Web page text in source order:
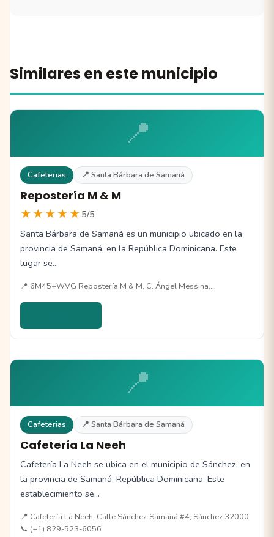
Similares en este municipio
📍
Cafeterias 📍 Santa Bárbara de Samaná
Repostería M & M
★★★★★ 5/5
Santa Bárbara de Samaná es un municipio ubicado en la
provincia de Samaná, en la República Dominicana. Este
lugar se…
📍 6M45+WVG Repostería M & M, C. Ángel Messina,…
📍
Cafeterias 📍 Santa Bárbara de Samaná
Cafetería La Neeh
Cafetería La Neeh se ubica en el municipio de Sánchez, en
la provincia de Samaná, República Dominicana. Este
establecimiento se…
📍 Cafetería La Neeh, Calle Sánchez-Samaná #4, Sánchez 32000
📞 (+1) 829-523-6056